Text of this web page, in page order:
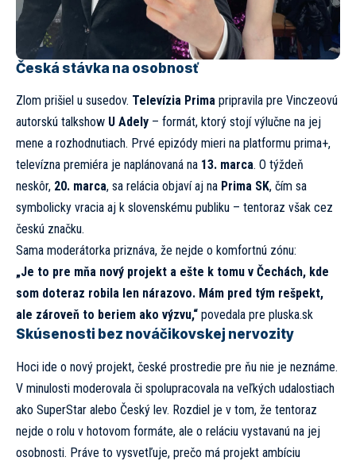
Česká stávka na osobnosť
Zlom prišiel u susedov. Televízia Prima pripravila pre Vinczeovú
autorskú talkshow U Adely – formát, ktorý stojí výlučne na jej
mene a rozhodnutiach. Prvé epizódy mieri na platformu prima+,
televízna premiéra je naplánovaná na 13. marca. O týždeň
neskôr, 20. marca, sa relácia objaví aj na Prima SK, čím sa
symbolicky vracia aj k slovenskému publiku – tentoraz však cez
českú značku.
Sama moderátorka priznáva, že nejde o komfortnú zónu:
„Je to pre mňa nový projekt a ešte k tomu v Čechách, kde
som doteraz robila len nárazovo. Mám pred tým rešpekt,
ale zároveň to beriem ako výzvu,“ povedala pre pluska.sk
Skúsenosti bez nováčikovskej nervozity
Hoci ide o nový projekt, české prostredie pre ňu nie je neznáme.
V minulosti moderovala či spolupracovala na veľkých udalostiach
ako SuperStar alebo Český lev. Rozdiel je v tom, že tentoraz
nejde o rolu v hotovom formáte, ale o reláciu vystavanú na jej
osobnosti. Práve to vysvetľuje, prečo má projekt ambíciu